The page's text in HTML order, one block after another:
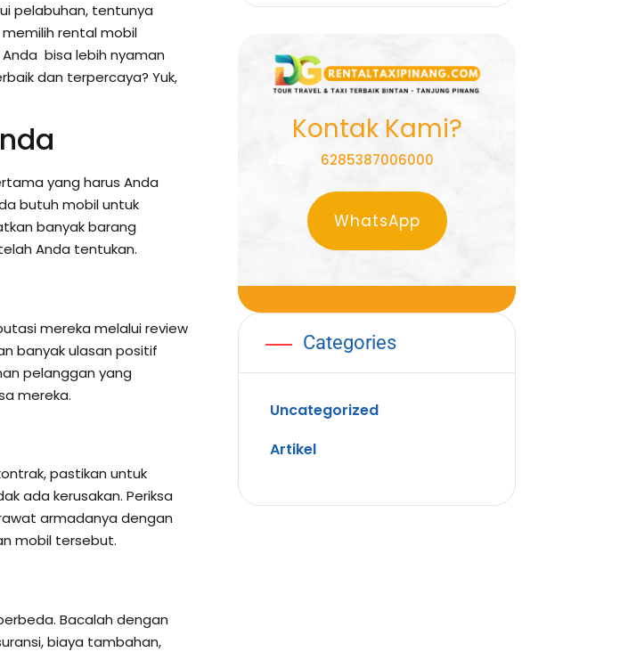
pelabuhan, tentunya
rental mobil
bisa lebih nyaman
dan terpercaya? Yuk,
yang harus Anda
butuh mobil untuk
banyak barang
Anda tentukan.
mereka melalui review
banyak ulasan positif
pelanggan yang
mereka.
pastikan untuk
ada kerusakan. Periksa
armadanya dengan
mobil tersebut.
Bacalah dengan
biaya tambahan,
Kontak Kami?
6285387006000
WhatsApp
Categories
Uncategorized
Artikel